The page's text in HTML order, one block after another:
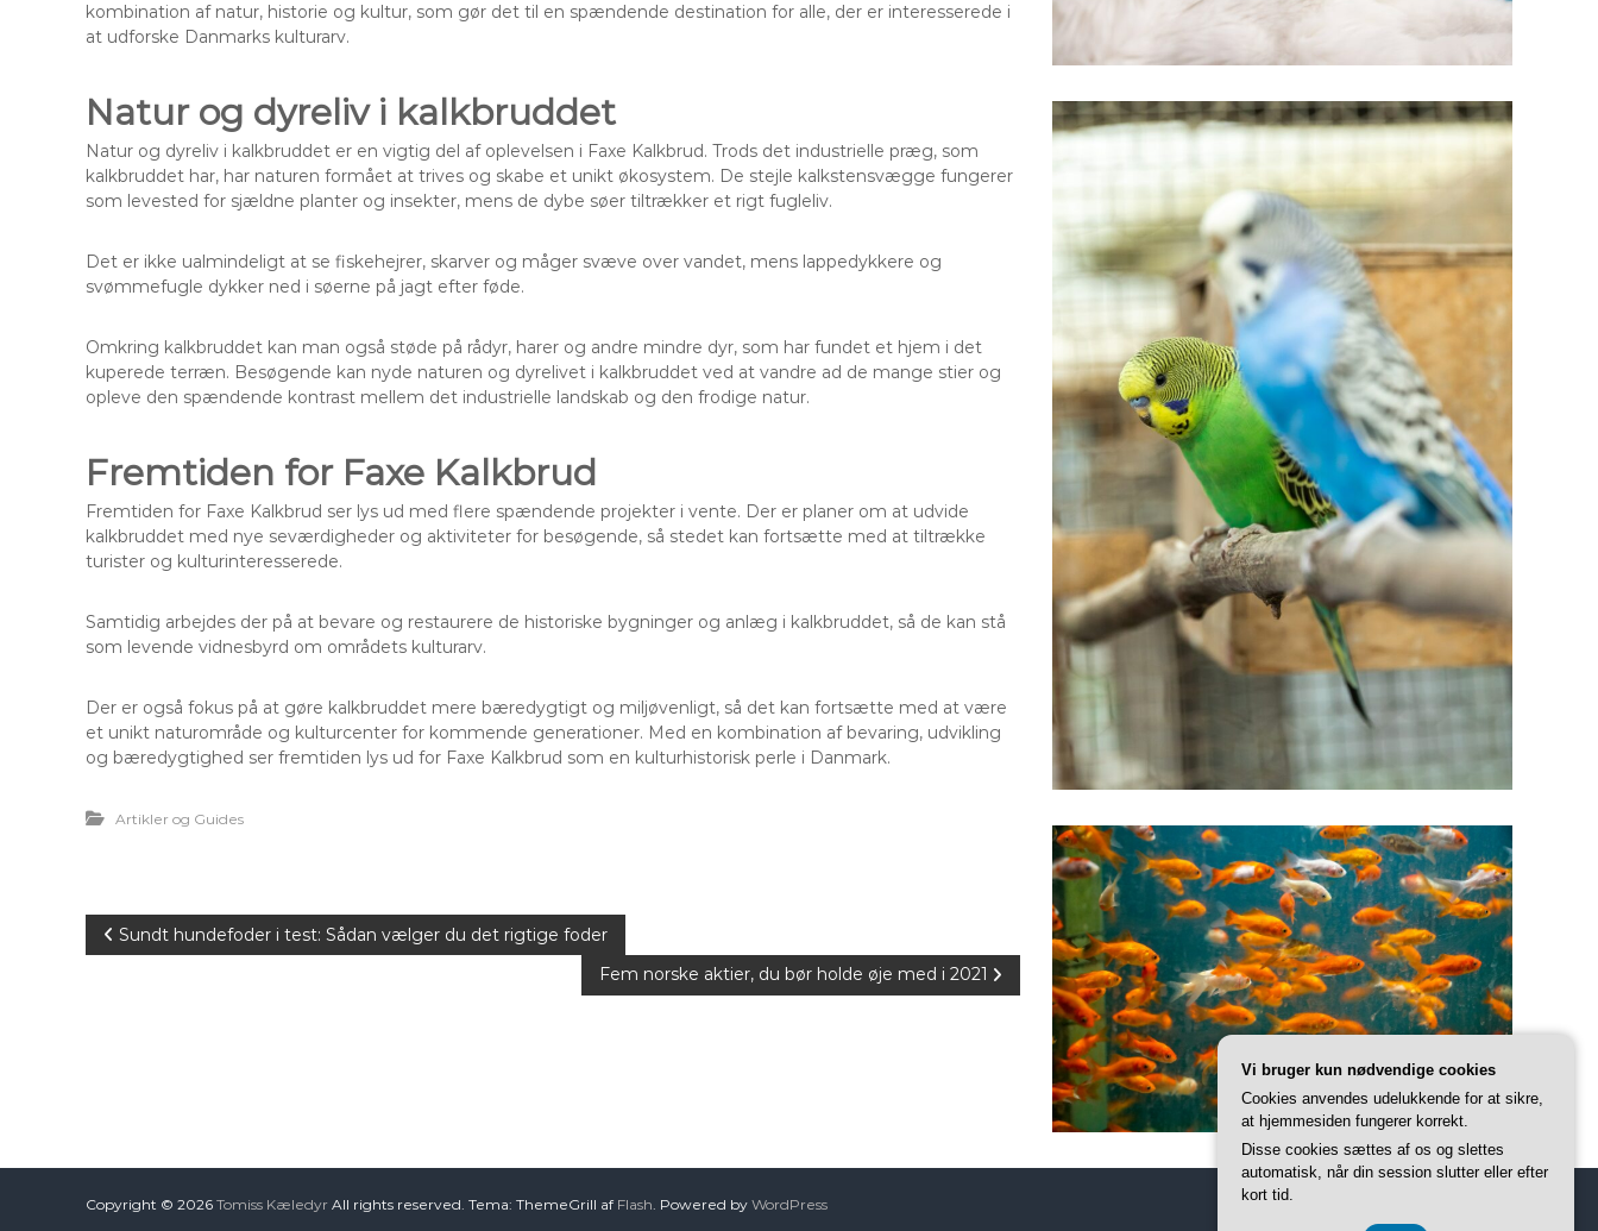
kombination af natur, historie og kultur, som gør det til en spændende destination for alle, der er interesserede i
at udforske Danmarks kulturarv.
Natur og dyreliv i kalkbruddet
Natur og dyreliv i kalkbruddet er en vigtig del af oplevelsen i Faxe Kalkbrud. Trods det industrielle præg, som
kalkbruddet har, har naturen formået at trives og skabe et unikt økosystem. De stejle kalkstensvægge fungerer
som levested for sjældne planter og insekter, mens de dybe søer tiltrækker et rigt fugleliv.
Det er ikke ualmindeligt at se fiskehejrer, skarver og måger svæve over vandet, mens lappedykkere og
svømmefugle dykker ned i søerne på jagt efter føde.
Omkring kalkbruddet kan man også støde på rådyr, harer og andre mindre dyr, som har fundet et hjem i det
kuperede terræn. Besøgende kan nyde naturen og dyrelivet i kalkbruddet ved at vandre ad de mange stier og
opleve den spændende kontrast mellem det industrielle landskab og den frodige natur.
Fremtiden for Faxe Kalkbrud
Fremtiden for Faxe Kalkbrud ser lys ud med flere spændende projekter i vente. Der er planer om at udvide
kalkbruddet med nye seværdigheder og aktiviteter for besøgende, så stedet kan fortsætte med at tiltrække
turister og kulturinteresserede.
Samtidig arbejdes der på at bevare og restaurere de historiske bygninger og anlæg i kalkbruddet, så de kan stå
som levende vidnesbyrd om områdets kulturarv.
Der er også fokus på at gøre kalkbruddet mere bæredygtigt og miljøvenligt, så det kan fortsætte med at være
et unikt naturområde og kulturcenter for kommende generationer. Med en kombination af bevaring, udvikling
og bæredygtighed ser fremtiden lys ud for Faxe Kalkbrud som en kulturhistorisk perle i Danmark.
Artikler og Guides
g
Sundt hundefoder i test: Sådan vælger du det rigtige foder
Fem norske aktier, du bør holde øje med i 2021
Copyright © 2026 Tomiss Kæledyr All rights reserved. Tema: ThemeGrill af Flash. Powered by WordPress
Vi bruger kun nødvendige cookies
Cookies anvendes udelukkende for at sikre,
at hjemmesiden fungerer korrekt.
Disse cookies sættes af os og slettes
automatisk, når din session slutter eller efter
kort tid.